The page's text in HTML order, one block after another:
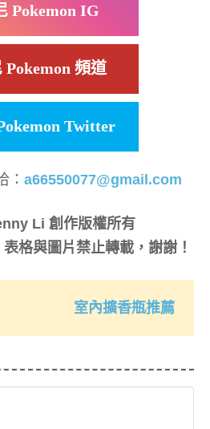
Pokemon IG
頻道
Twitter
： a66550077@gmail.com
Li 創作版權所有
格與圖片禁止轉載，謝謝！
室內擴香瓶推薦